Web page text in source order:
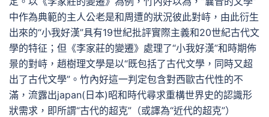
中作為典範的主人公老是和周遭的狀況彼此對峙，由此衍生
出來的“小我好漢”具有19世紀批評實際主義和20世紀古代文
學的特征；但《李家莊的變遷》處理了“小我好漢”和時期佈
景的對峙，趙樹理文學是以“既包括了古代文學，同時又超
出了古代文學”。竹內好這一判定包含對西歐古代性的不
滿，流露出japan(日本)昭和時代尋求重構世界史的認識形
狀需求，即所謂“古代的超克”（或譯為“近代的超克”）